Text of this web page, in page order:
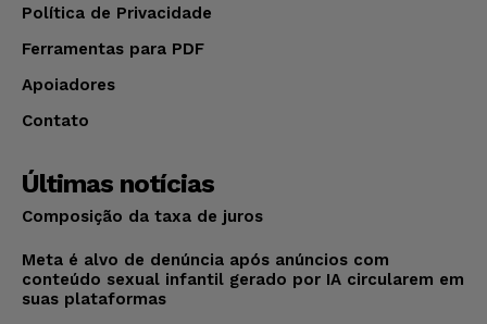
Política de Privacidade
Ferramentas para PDF
Apoiadores
Contato
Últimas notícias
Composição da taxa de juros
Meta é alvo de denúncia após anúncios com
conteúdo sexual infantil gerado por IA circularem em
suas plataformas